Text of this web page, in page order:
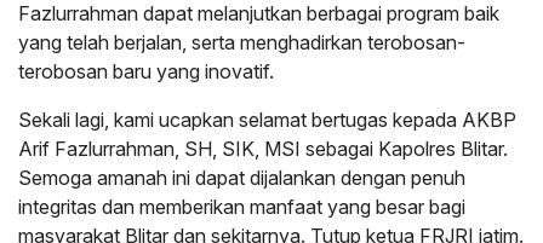
Fazlurrahman dapat melanjutkan berbagai program baik
yang telah berjalan, serta menghadirkan terobosan-
terobosan baru yang inovatif.
Sekali lagi, kami ucapkan selamat bertugas kepada AKBP
Arif Fazlurrahman, SH, SIK, MSI sebagai Kapolres Blitar.
Semoga amanah ini dapat dijalankan dengan penuh
integritas dan memberikan manfaat yang besar bagi
masyarakat Blitar dan sekitarnya. Tutup ketua FRJRI jatim.